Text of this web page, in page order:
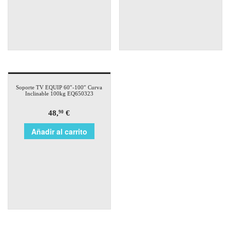
Soporte TV EQUIP 60″-100″ Curva
Inclinable 100kg EQ650323
48,90 €
Añadir al carrito